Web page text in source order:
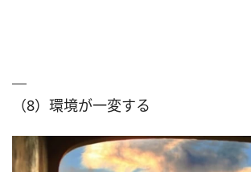
（8）環境が一変する